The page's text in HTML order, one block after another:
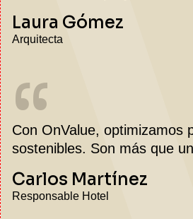
Laura Gómez
Arquitecta
“
Con OnValue, optimizamos
sostenibles. Son más que
Carlos Martínez
Responsable Hotel